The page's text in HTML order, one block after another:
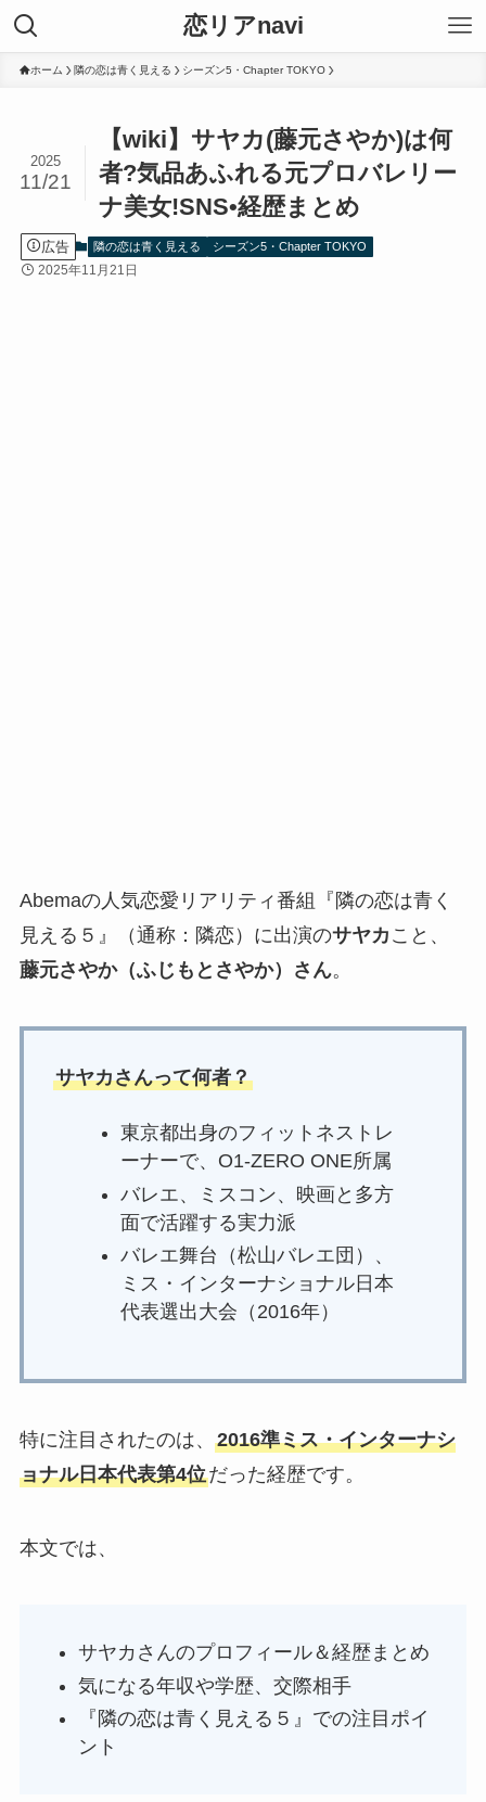
恋リアnavi
ホーム 隣の恋は青く見える シーズン5・Chapter TOKYO
【wiki】サヤカ(藤元さやか)は何
者?気品あふれる元プロバレリー
ナ美女!SNS•経歴まとめ
2025
11/21
広告 隣の恋は青く見える シーズン5・Chapter TOKYO
2025年11月21日
Abemaの人気恋愛リアリティ番組『隣の恋は青く
見える５』（通称：隣恋）に出演のサヤカ こと、
藤元さやか（ふじもとさやか）さん。
サヤカさんって何者？
東京都出身のフィットネストレ
ーナーで、O1-ZERO ONE所属
バレエ、ミスコン、映画と多方
面で活躍する実力派
バレエ舞台（松山バレエ団）、
ミス・インターナショナル日本
代表選出大会（2016年）
特に注目されたのは、 2016準ミス・インターナシ
ョナル日本代表第4位だった経歴です。
本文では、
サヤカさんのプロフィール＆経歴まとめ
気になる年収や学歴、交際相手
『隣の恋は青く見える５』での注目ポイ
ント